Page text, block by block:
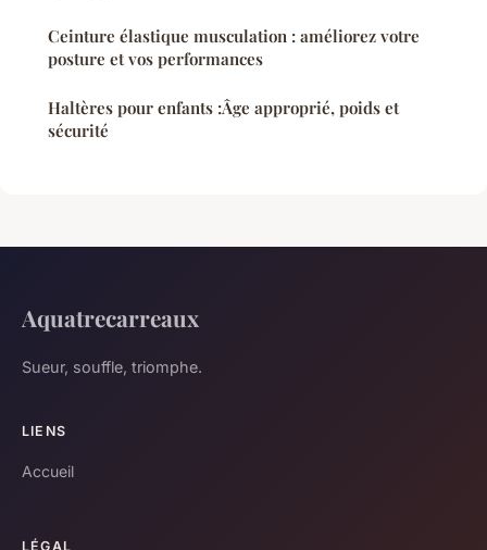
Ceinture élastique musculation : améliorez votre
posture et vos performances
Haltères pour enfants :Âge approprié, poids et
sécurité
Aquatrecarreaux
Sueur, souffle, triomphe.
LIENS
Accueil
LÉGAL